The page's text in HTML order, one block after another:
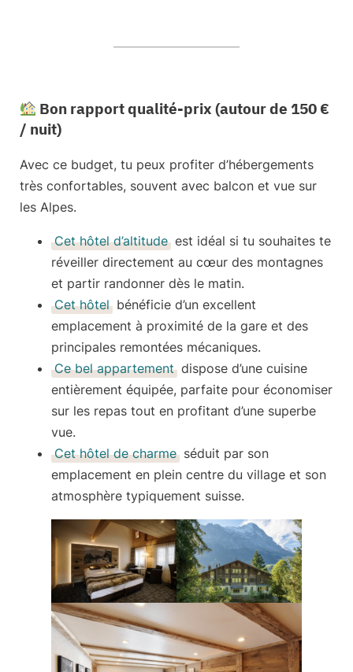
Bon rapport qualité-prix (autour de 150 €
/ nuit)
Avec ce budget, tu peux profiter d’hébergements
très confortables, souvent avec balcon et vue sur
les Alpes.
Cet hôtel d’altitude est idéal si tu souhaites te
réveiller directement au cœur des montagnes
et partir randonner dès le matin.
Cet hôtel bénéficie d’un excellent
emplacement à proximité de la gare et des
principales remontées mécaniques.
Ce bel appartement dispose d’une cuisine
entièrement équipée, parfaite pour économiser
sur les repas tout en profitant d’une superbe
vue.
Cet hôtel de charme séduit par son
emplacement en plein centre du village et son
atmosphère typiquement suisse.